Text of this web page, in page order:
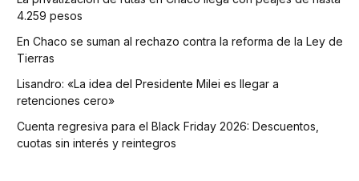
4.259 pesos
En Chaco se suman al rechazo contra la reforma de la Ley de
Tierras
Lisandro: «La idea del Presidente Milei es llegar a
retenciones cero»
Cuenta regresiva para el Black Friday 2026: Descuentos,
cuotas sin interés y reintegros